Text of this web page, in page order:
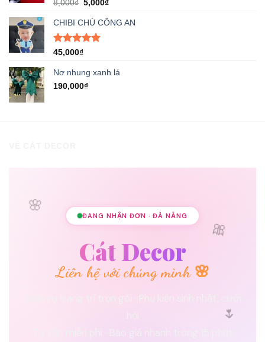
5 sao
8,000₫
là:
8,000₫.
5,000₫
tại
CHIBI CHÚ CÔNG AN
Được xếp
5 sao
45,000₫
Nơ nhung xanh lá
190,000₫
🌸
🎀
🌷
ĐANG NHẬN ĐƠN · ĐÀ NẴNG
Cát Decor
Liên hệ với chúng mình 🌸